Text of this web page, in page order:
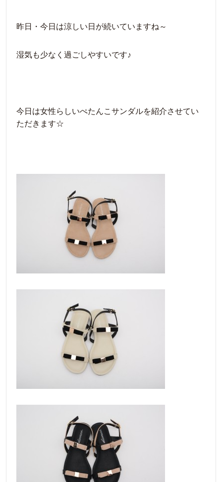
昨日・今日は涼しい日が続いていますね～
湿気も少なく過ごしやすいです♪
今日は女性らしいぺたんこサンダルを紹介させてい
ただきます☆